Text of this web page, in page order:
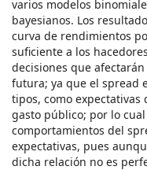
varios modelos
bayesianos. Los
curva de rendimientos
suficiente a los
decisiones que
futura; ya que el spread
tipos, como
gasto público; por lo
comportamientos del
expectativas, pues
dicha relación no es